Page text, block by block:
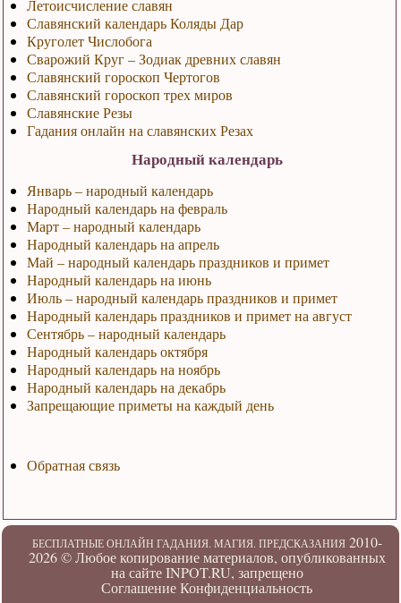
Летоисчисление славян
Славянский календарь Коляды Дар
Круголет Числобога
Сварожий Круг – Зодиак древних славян
Славянский гороскоп Чертогов
Славянский гороскоп трех миров
Славянские Резы
Гадания онлайн на славянских Резах
Народный календарь
Январь – народный календарь
Народный календарь на февраль
Март – народный календарь
Народный календарь на апрель
Май – народный календарь праздников и примет
Народный календарь на июнь
Июль – народный календарь праздников и примет
Народный календарь праздников и примет на август
Сентябрь – народный календарь
Народный календарь октября
Народный календарь на ноябрь
Народный календарь на декабрь
Запрещающие приметы на каждый день
Обратная связь
БЕСПЛАТНЫЕ ОНЛАЙН ГАДАНИЯ. МАГИЯ. ПРЕДСКАЗАНИЯ2010-
2026 ©Любое копирование материалов, опубликованных
на сайте INPOT.RU, запрещено
Соглашение Конфиденциальность